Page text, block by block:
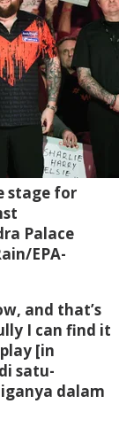
stage for
Palace
EPA-
and that’s
I can find it
[in
satu-
dalam